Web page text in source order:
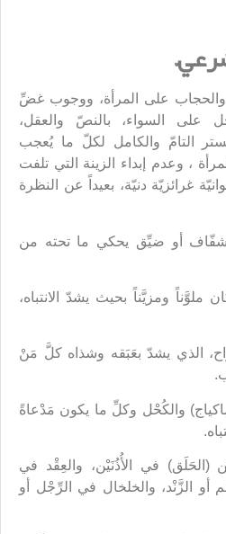
على المرأة، ووجوب غضِّ
على السواء، بالنصّ والعقل،
التامّ والكامل لكلّ ما يُعجب
، وعدم إبداء الزينة التي تلفت
غرائزيّة دنيّة، بعيداً عن النظرة
أو ضيِّق يحكي ما تحته من
ومزيَّناً بحيث يشدّ الانتباه،
الذي يشدّ بعَبَقه وشذاه كلَّ مَنْ
والكُحْل وكلِّ ما يكون مَدْعاةً
(الحَلَق) في الأُذُنَيْن، والعِقْد في
أو الزَّنْد، والخلخال في الرِّجْل أو